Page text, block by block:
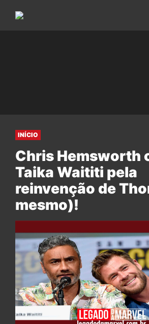
INÍCIO
Chris Hemsworth
Taika Waititi pela
reinvenção de
mesmo)!